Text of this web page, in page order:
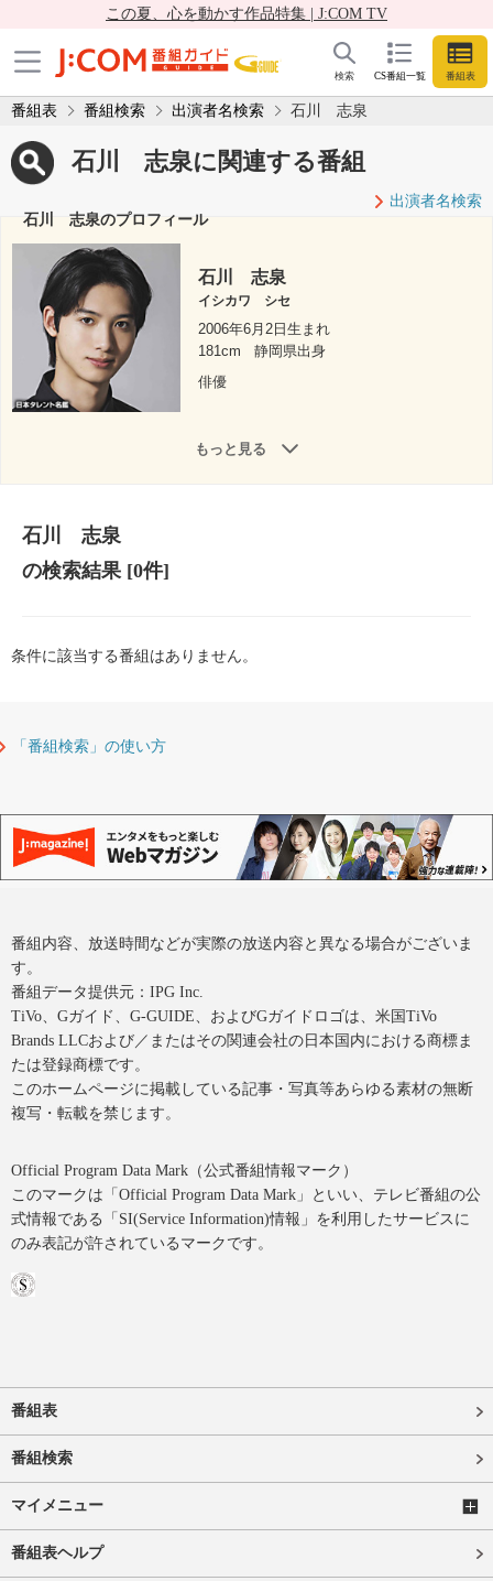
この夏、心を動かす作品特集 | J:COM TV
CS番組一覧 番組表
検索
番組表 番組検索 出演者名検索 石川 志泉
石川 志泉に関連する番組
出演者名検索
石川 志泉のプロフィール
石川 志泉
イシカワ シセ
2006年6月2日生まれ
181cm
静岡県出身
俳優
もっと見る
石川 志泉
の検索結果[0件]
条件に該当する番組はありません。
「番組検索」の使い方
番組内容、放送時間などが実際の放送内容と異なる場合がございま
す。
番組データ提供元：IPG Inc.
TiVo、Gガイド、G-GUIDE、およびGガイドロゴは、米国TiVo
Brands LLCおよび／またはその関連会社の日本国内における商標ま
たは登録商標です。
このホームページに掲載している記事・写真等あらゆる素材の無断
複写・転載を禁じます。
Official Program Data Mark（公式番組情報マーク）
このマークは「Official Program Data Mark」といい、テレビ番組の公
式情報である「SI(Service Information)情報」を利用したサービスに
のみ表記が許されているマークです。
番組表
番組検索
マイメニュー
番組表ヘルプ